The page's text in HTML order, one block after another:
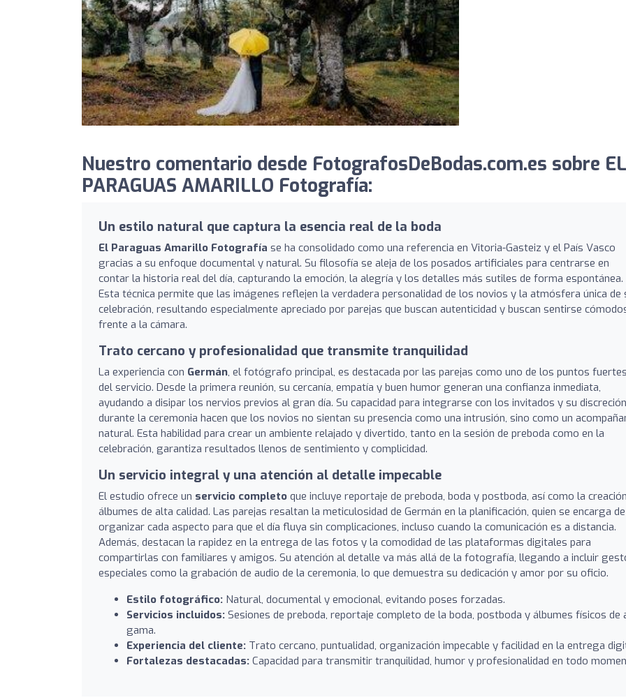
Nuestro comentario desde FotografosDeBodas.com.es sobre EL
PARAGUAS AMARILLO Fotografía:
Un estilo natural que captura la esencia real de la boda
El Paraguas Amarillo Fotografía se ha consolidado como una referencia en Vitoria-Gasteiz y el País Vasco
gracias a su enfoque documental y natural. Su filosofía se aleja de los posados artificiales para centrarse en
contar la historia real del día, capturando la emoción, la alegría y los detalles más sutiles de forma espontánea.
Esta técnica permite que las imágenes reflejen la verdadera personalidad de los novios y la atmósfera única de
celebración, resultando especialmente apreciado por parejas que buscan autenticidad y buscan sentirse
frente a la cámara.
Trato cercano y profesionalidad que transmite tranquilidad
La experiencia con Germán, el fotógrafo principal, es destacada por las parejas como uno de los puntos fuertes
del servicio. Desde la primera reunión, su cercanía, empatía y buen humor generan una confianza inmediata,
ayudando a disipar los nervios previos al gran día. Su capacidad para integrarse con los invitados y su discreción
durante la ceremonia hacen que los novios no sientan su presencia como una intrusión, sino como un
natural. Esta habilidad para crear un ambiente relajado y divertido, tanto en la sesión de preboda como en la
celebración, garantiza resultados llenos de sentimiento y complicidad.
Un servicio integral y una atención al detalle impecable
El estudio ofrece un servicio completo que incluye reportaje de preboda, boda y postboda, así como la
álbumes de alta calidad. Las parejas resaltan la meticulosidad de Germán en la planificación, quien se encarga de
organizar cada aspecto para que el día fluya sin complicaciones, incluso cuando la comunicación es a distancia.
Además, destacan la rapidez en la entrega de las fotos y la comodidad de las plataformas digitales para
compartirlas con familiares y amigos. Su atención al detalle va más allá de la fotografía, llegando a incluir
especiales como la grabación de audio de la ceremonia, lo que demuestra su dedicación y amor por su oficio.
Estilo fotográfico: Natural, documental y emocional, evitando poses forzadas.
Servicios incluidos: Sesiones de preboda, reportaje completo de la boda, postboda y álbumes físicos de
gama.
Experiencia del cliente: Trato cercano, puntualidad, organización impecable y facilidad en la entrega
Fortalezas destacadas: Capacidad para transmitir tranquilidad, humor y profesionalidad en todo